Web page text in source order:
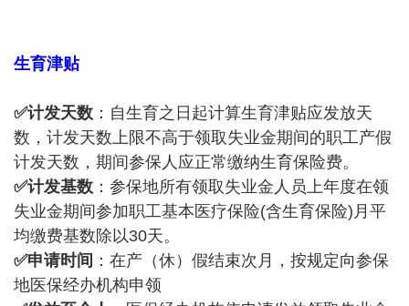
生育津贴
✅计发天数 ：自生育之日起计算生育津贴应发放天
数，计发天数上限不高于领取失业金期间的职工产假
计发天数，期间参保人应正常缴纳生育保险费。
✅计发基数 ：参保地所有领取失业金人员上年度在领
失业金期间参加职工基本医疗保险(含生育保险)月平
均缴费基数除以30天。
✅申请时间 ：在产（休）假结束次月，按规定向参保
地医保经办机构申领